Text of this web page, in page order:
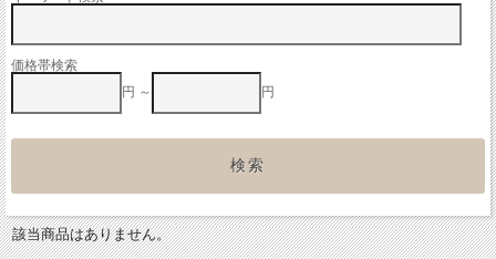
価格帯検索
円 ～
円
該当商品はありません。